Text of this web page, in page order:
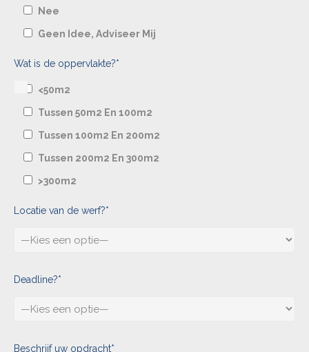
Nee
Geen Idee, Adviseer Mij
Wat is de oppervlakte?*
<50m2
Tussen 50m2 En 100m2
Tussen 100m2 En 200m2
Tussen 200m2 En 300m2
>300m2
Locatie van de werf?*
Deadline?*
Beschrijf uw opdracht*